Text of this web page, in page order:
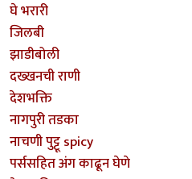
घे भरारी
जिलबी
झाडीबोली
दख्खनची राणी
देशभक्ति
नागपुरी तडका
नाचणी पुट्टू spicy
पर्ससहित अंग काढून घेणे